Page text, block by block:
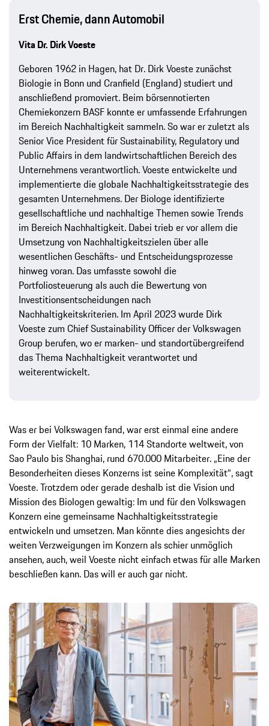
Erst Chemie, dann Automobil
Vita Dr. Dirk Voeste
Geboren 1962 in Hagen, hat Dr. Dirk Voeste zunächst
Biologie in Bonn und Cranfield (England) studiert und
anschließend promoviert. Beim börsennotierten
Chemiekonzern BASF konnte er umfassende Erfahrungen
im Bereich Nachhaltigkeit sammeln. So war er zuletzt als
Senior Vice President für Sustainability, Regulatory und
Public Affairs in dem landwirtschaftlichen Bereich des
Unternehmens verantwortlich. Voeste entwickelte und
implementierte die globale Nachhaltigkeitsstrategie des
gesamten Unternehmens. Der Biologe identifizierte
gesellschaftliche und nachhaltige Themen sowie Trends
im Bereich Nachhaltigkeit. Dabei trieb er vor allem die
Umsetzung von Nachhaltigkeitszielen über alle
wesentlichen Geschäfts-​ und Entscheidungsprozesse
hinweg voran. Das umfasste sowohl die
Portfoliosteuerung als auch die Bewertung von
Investitionsentscheidungen nach
Nachhaltigkeitskriterien. Im April 2023 wurde Dirk
Voeste zum Chief Sustainability Officer der Volkswagen
Group berufen, wo er marken-​ und standortübergreifend
das Thema Nachhaltigkeit verantwortet und
weiterentwickelt.
Was er bei Volkswagen fand, war erst einmal eine andere
Form der Vielfalt: 10 Marken, 114 Standorte weltweit, von
Sao Paulo bis Shanghai, rund 670.000 Mitarbeiter. „Eine der
Besonderheiten dieses Konzerns ist seine Komplexität“, sagt
Voeste. Trotzdem oder gerade deshalb ist die Vision und
Mission des Biologen gewaltig: Im und für den Volkswagen
Konzern eine gemeinsame Nachhaltigkeitsstrategie
entwickeln und umsetzen. Man könnte dies angesichts der
weiten Verzweigungen im Konzern als schier unmöglich
ansehen, auch, weil Voeste nicht einfach etwas für alle Marken
beschließen kann. Das will er auch gar nicht.